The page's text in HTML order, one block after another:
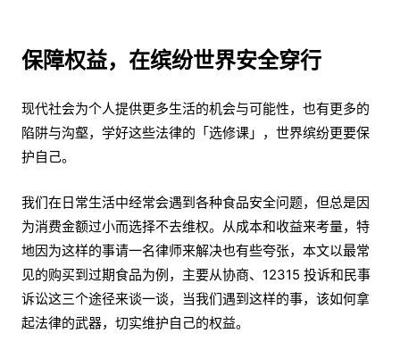
保障权益，在缤纷世界安全穿行
现代社会为个人提供更多生活的机会与可能性，也有更多的
陷阱与沟壑，学好这些法律的「选修课」，世界缤纷更要保
护自己。
我们在日常生活中经常会遇到各种食品安全问题，但总是因
为消费金额过小而选择不去维权。从成本和收益来考量，特
地因为这样的事请一名律师来解决也有些夸张，本文以最常
见的购买到过期食品为例，主要从协商、12315 投诉和民事
诉讼这三个途径来谈一谈，当我们遇到这样的事，该如何拿
起法律的武器，切实维护自己的权益。